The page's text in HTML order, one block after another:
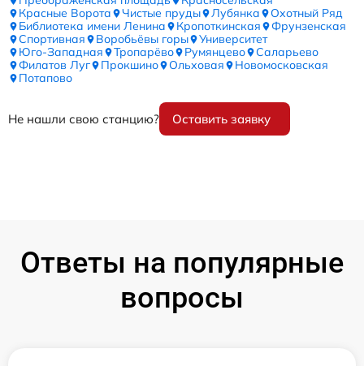
Красные Ворота
Чистые пруды Лубянка
Охотный Ряд
Библиотека имени Ленина
Кропоткинская
Фрунзенская
Спортивная
Воробьёвы горы
Университет
Юго-Западная
Тропарёво Румянцево
Саларьево
Филатов Луг
Прокшино Ольховая
Новомосковская
Потапово
Не нашли свою станцию? Оставить заявку
Ответы на популярные
вопросы